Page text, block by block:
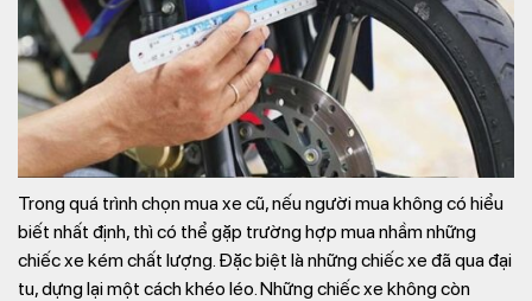
Trong quá trình chọn mua xe cũ, nếu người mua không có hiểu
biết nhất định, thì có thể gặp trường hợp mua nhầm những
chiếc xe kém chất lượng. Đặc biệt là những chiếc xe đã qua đại
tu, dựng lại một cách khéo léo. Những chiếc xe không còn